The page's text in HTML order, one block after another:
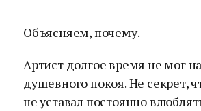
Объясняем, почему.
Артист долгое время не мог
душевного покоя. Не секрет,
не уставал постоянно